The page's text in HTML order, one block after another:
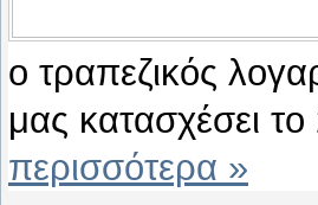
ο τραπεζικός
μας κατασχέσει
περισσότερα »